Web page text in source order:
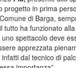
progetto in prima
di Barga,
tutto ha funzionato
spettacolo deve
apprezzata
dal tecnico di